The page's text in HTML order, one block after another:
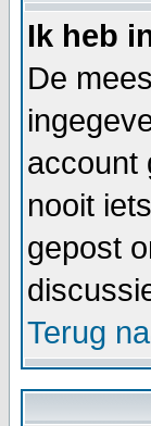
Ik heb
De
account
nooit
gepost
Terug